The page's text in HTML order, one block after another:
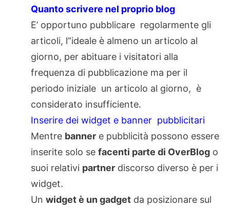
Quanto scrivere nel proprio blog
E’ opportuno pubblicare regolarmente gli
articoli, l”ideale è almeno un articolo al
giorno, per abituare i visitatori alla
frequenza di pubblicazione ma per il
periodo iniziale un articolo al giorno, è
considerato insufficiente.
Inserire dei widget e banner pubblicitari
Mentre banner e pubblicità possono essere
inserite solo se facenti parte di OverBlog o
suoi relativi partner discorso diverso è per i
widget.
Un widget è un gadget da posizionare sul